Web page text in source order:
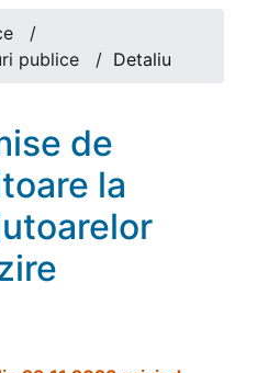
/
publice
/ Detaliu
de
la